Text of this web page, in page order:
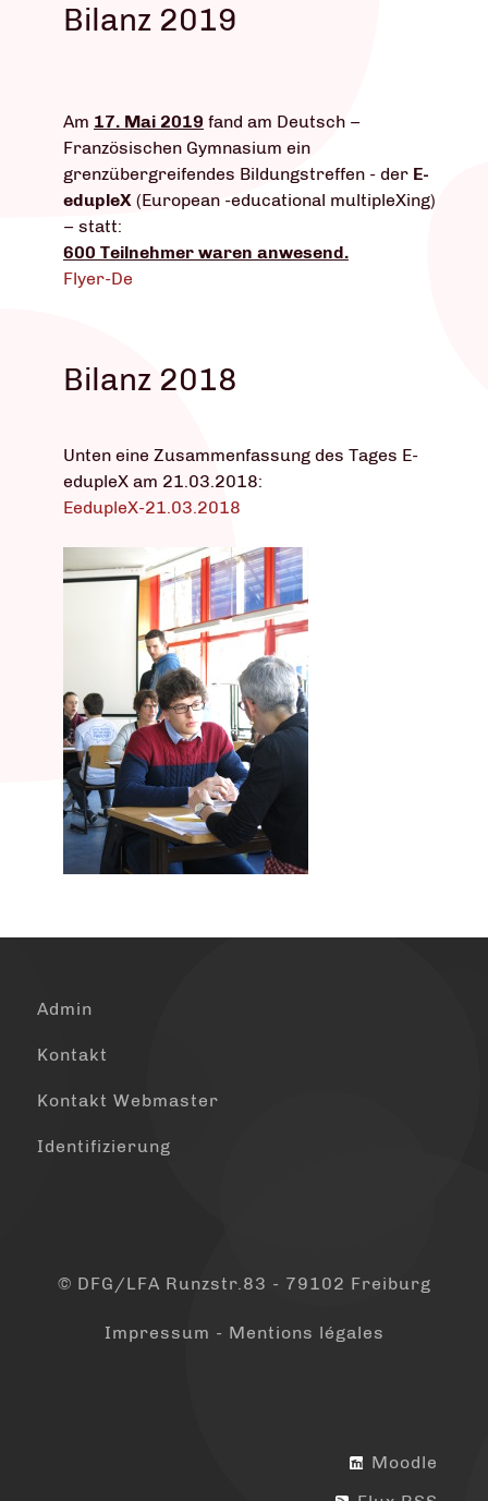
Bilanz 2019
Am 17. Mai 2019 fand am Deutsch –
Französischen Gymnasium ein
grenzübergreifendes Bildungstreffen - der E-
edupleX (European -educational multipleXing)
– statt:
600 Teilnehmer waren anwesend.
Flyer-De
Bilanz 2018
Unten eine Zusammenfassung des Tages E-
edupleX am 21.03.2018:
EedupleX-21.03.2018
Admin
Kontakt
Kontakt Webmaster
Identifizierung
© DFG/LFA Runzstr.83 - 79102 Freiburg
Impressum - Mentions légales
Moodle